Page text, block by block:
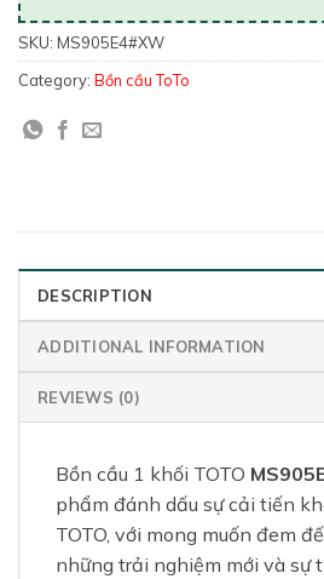
SKU: MS905E4#XW
Category: Bồn cầu ToTo
DESCRIPTION
ADDITIONAL INFORMATION
REVIEWS (0)
Bồn cầu 1 khối TOTO
phẩm đánh dấu sự cải tiến
TOTO, với mong muốn đem
những trải nghiệm mới và sự